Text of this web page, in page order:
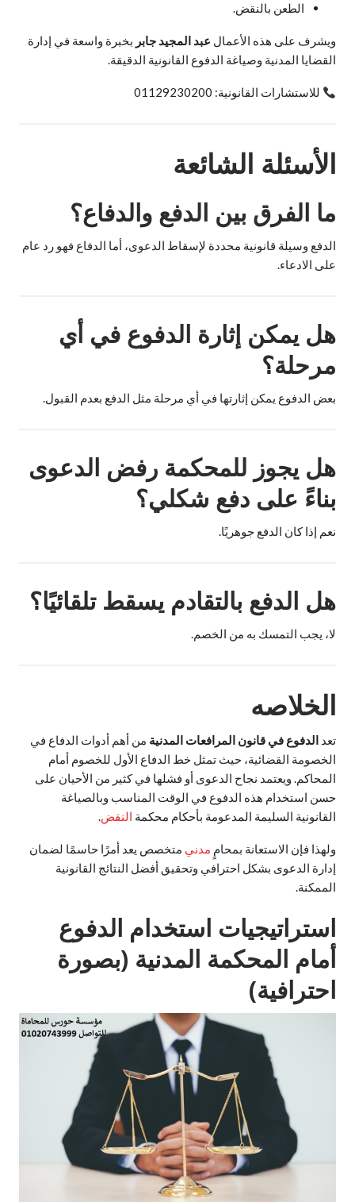
الطعن بالنقض.
ويشرف على هذه الأعمال عبد المجيد جابر بخبرة واسعة في إدارة
القضايا المدنية وصياغة الدفوع القانونية الدقيقة.
للاستشارات القانونية: 01129230200
الأسئلة الشائعة
ما الفرق بين الدفع والدفاع؟
الدفع وسيلة قانونية محددة لإسقاط الدعوى، أما الدفاع فهو رد عام
على الادعاء.
هل يمكن إثارة الدفوع في أي
مرحلة؟
بعض الدفوع يمكن إثارتها في أي مرحلة مثل الدفع بعدم القبول.
هل يجوز للمحكمة رفض الدعوى
بناءً على دفع شكلي؟
نعم إذا كان الدفع جوهريًا.
هل الدفع بالتقادم يسقط تلقائيًا؟
لا، يجب التمسك به من الخصم.
الخلاصه
تعد الدفوع في قانون المرافعات المدنية من أهم أدوات الدفاع في
الخصومة القضائية، حيث تمثل خط الدفاع الأول للخصوم أمام
المحاكم. ويعتمد نجاح الدعوى أو فشلها في كثير من الأحيان على
حسن استخدام هذه الدفوع في الوقت المناسب وبالصياغة
القانونية السليمة المدعومة بأحكام محكمة النقض.
ولهذا فإن الاستعانة بمحامٍ مدني متخصص يعد أمرًا حاسمًا لضمان
إدارة الدعوى بشكل احترافي وتحقيق أفضل النتائج القانونية
الممكنة.
استراتيجيات استخدام الدفوع
أمام المحكمة المدنية (بصورة
احترافية)